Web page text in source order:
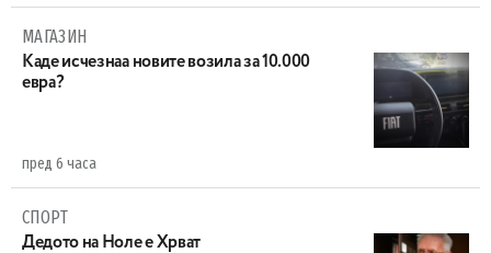
МАГАЗИН
Каде исчезнаа новите возила за 10.000
евра?
пред 6 часа
СПОРТ
Дедото на Ноле е Хрват